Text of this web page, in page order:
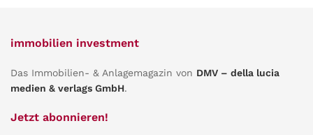
immobilien investment
Das Immobilien- & Anlagemagazin von DMV – della lucia
medien & verlags GmbH.
Jetzt abonnieren!